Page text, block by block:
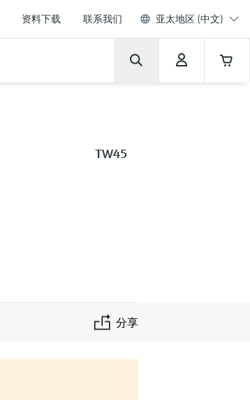
资料下载 联系我们 亚太地区 (中文)
TW45
分享